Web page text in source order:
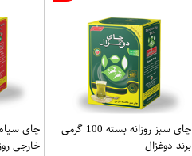
چای سبز روزانه بسته 100 گرمی
برند دوغزال
چای